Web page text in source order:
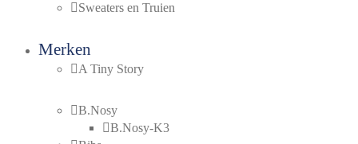
Sweaters en Truien
Merken
A Tiny Story
B.Nosy
B.Nosy-K3